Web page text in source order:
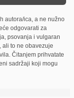
autora/ica, a ne nužno
odgovarati za
psovanja i vulgaran
to ne obavezuje
Čitanjem prihvatate
sadržaji koji mogu